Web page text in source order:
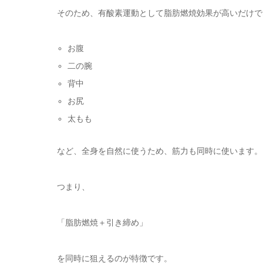
そのため、有酸素運動として脂肪燃焼効果が高いだけ
お腹
二の腕
背中
お尻
太もも
など、全身を自然に使うため、筋力も同時に使います。
つまり、
「脂肪燃焼＋引き締め」
を同時に狙えるのが特徴です。